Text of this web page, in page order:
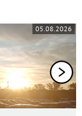
05.08.2026